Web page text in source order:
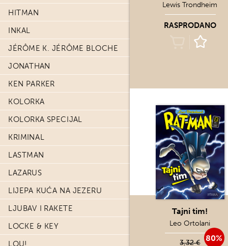
HITMAN
INKAL
JÉRÔME K. JÉRÔME BLOCHE
JONATHAN
KEN PARKER
KOLORKA
KOLORKA SPECIJAL
KRIMINAL
LASTMAN
LAZARUS
LIJEPA KUĆA NA JEZERU
LJUBAV I RAKETE
LOCKE & KEY
LOU!
Lewis Trondheim
RASPRODANO
Tajni tim!
Leo Ortolani
80%
3,32 €